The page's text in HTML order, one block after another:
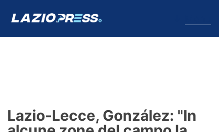
Formello
Lazio-Lecce, González: "In